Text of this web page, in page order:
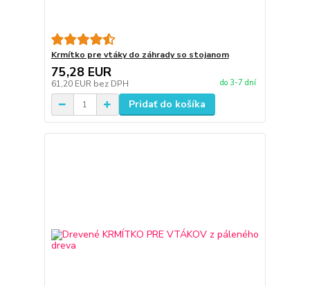
Krmítko pre vtáky do záhrady so stojanom
75,28 EUR
61,20 EUR bez DPH do 3-7 dní
Pridať do košíka